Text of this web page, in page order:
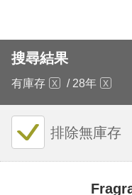
搜尋結果
有庫存 / 28年
排除無庫存